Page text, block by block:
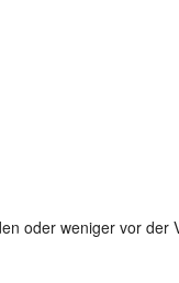
oder weniger vor der